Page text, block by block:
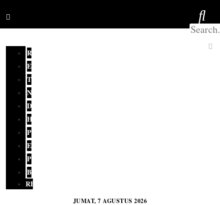
REDAKSI
EDITORIAL
TERKINI
NASIONAL
DAERAH
HUKUM
POLITIK
EKONOMI
PENDIDIKAN
BUDAYA
RELIGI
JUMAT, 7 AGUSTUS 2026